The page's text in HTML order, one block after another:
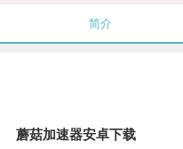
简介
蘑菇加速器安卓下载